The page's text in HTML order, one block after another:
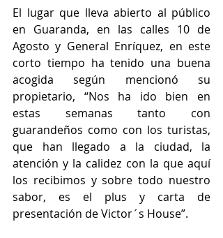
El lugar que lleva abierto al público
en Guaranda, en las calles 10 de
Agosto y General Enríquez, en este
corto tiempo ha tenido una buena
acogida según mencionó su
propietario, “Nos ha ido bien en
estas semanas tanto con
guarandeños como con los turistas,
que han llegado a la ciudad, la
atención y la calidez con la que aquí
los recibimos y sobre todo nuestro
sabor, es el plus y carta de
presentación de Victor´s House”.